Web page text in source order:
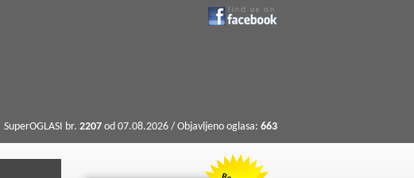
SuperOGLASI br. 2207 od 07.08.2026 / Objavljeno oglasa: 663